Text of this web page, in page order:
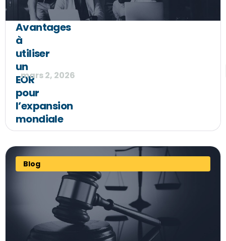
Avantages
à
utiliser
un
EOR
pour
l’expansion
mondiale
mars 2, 2026
Blog